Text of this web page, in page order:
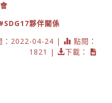
夥伴關係
：2022-04-24 |
點閱：
1821 |
下載：